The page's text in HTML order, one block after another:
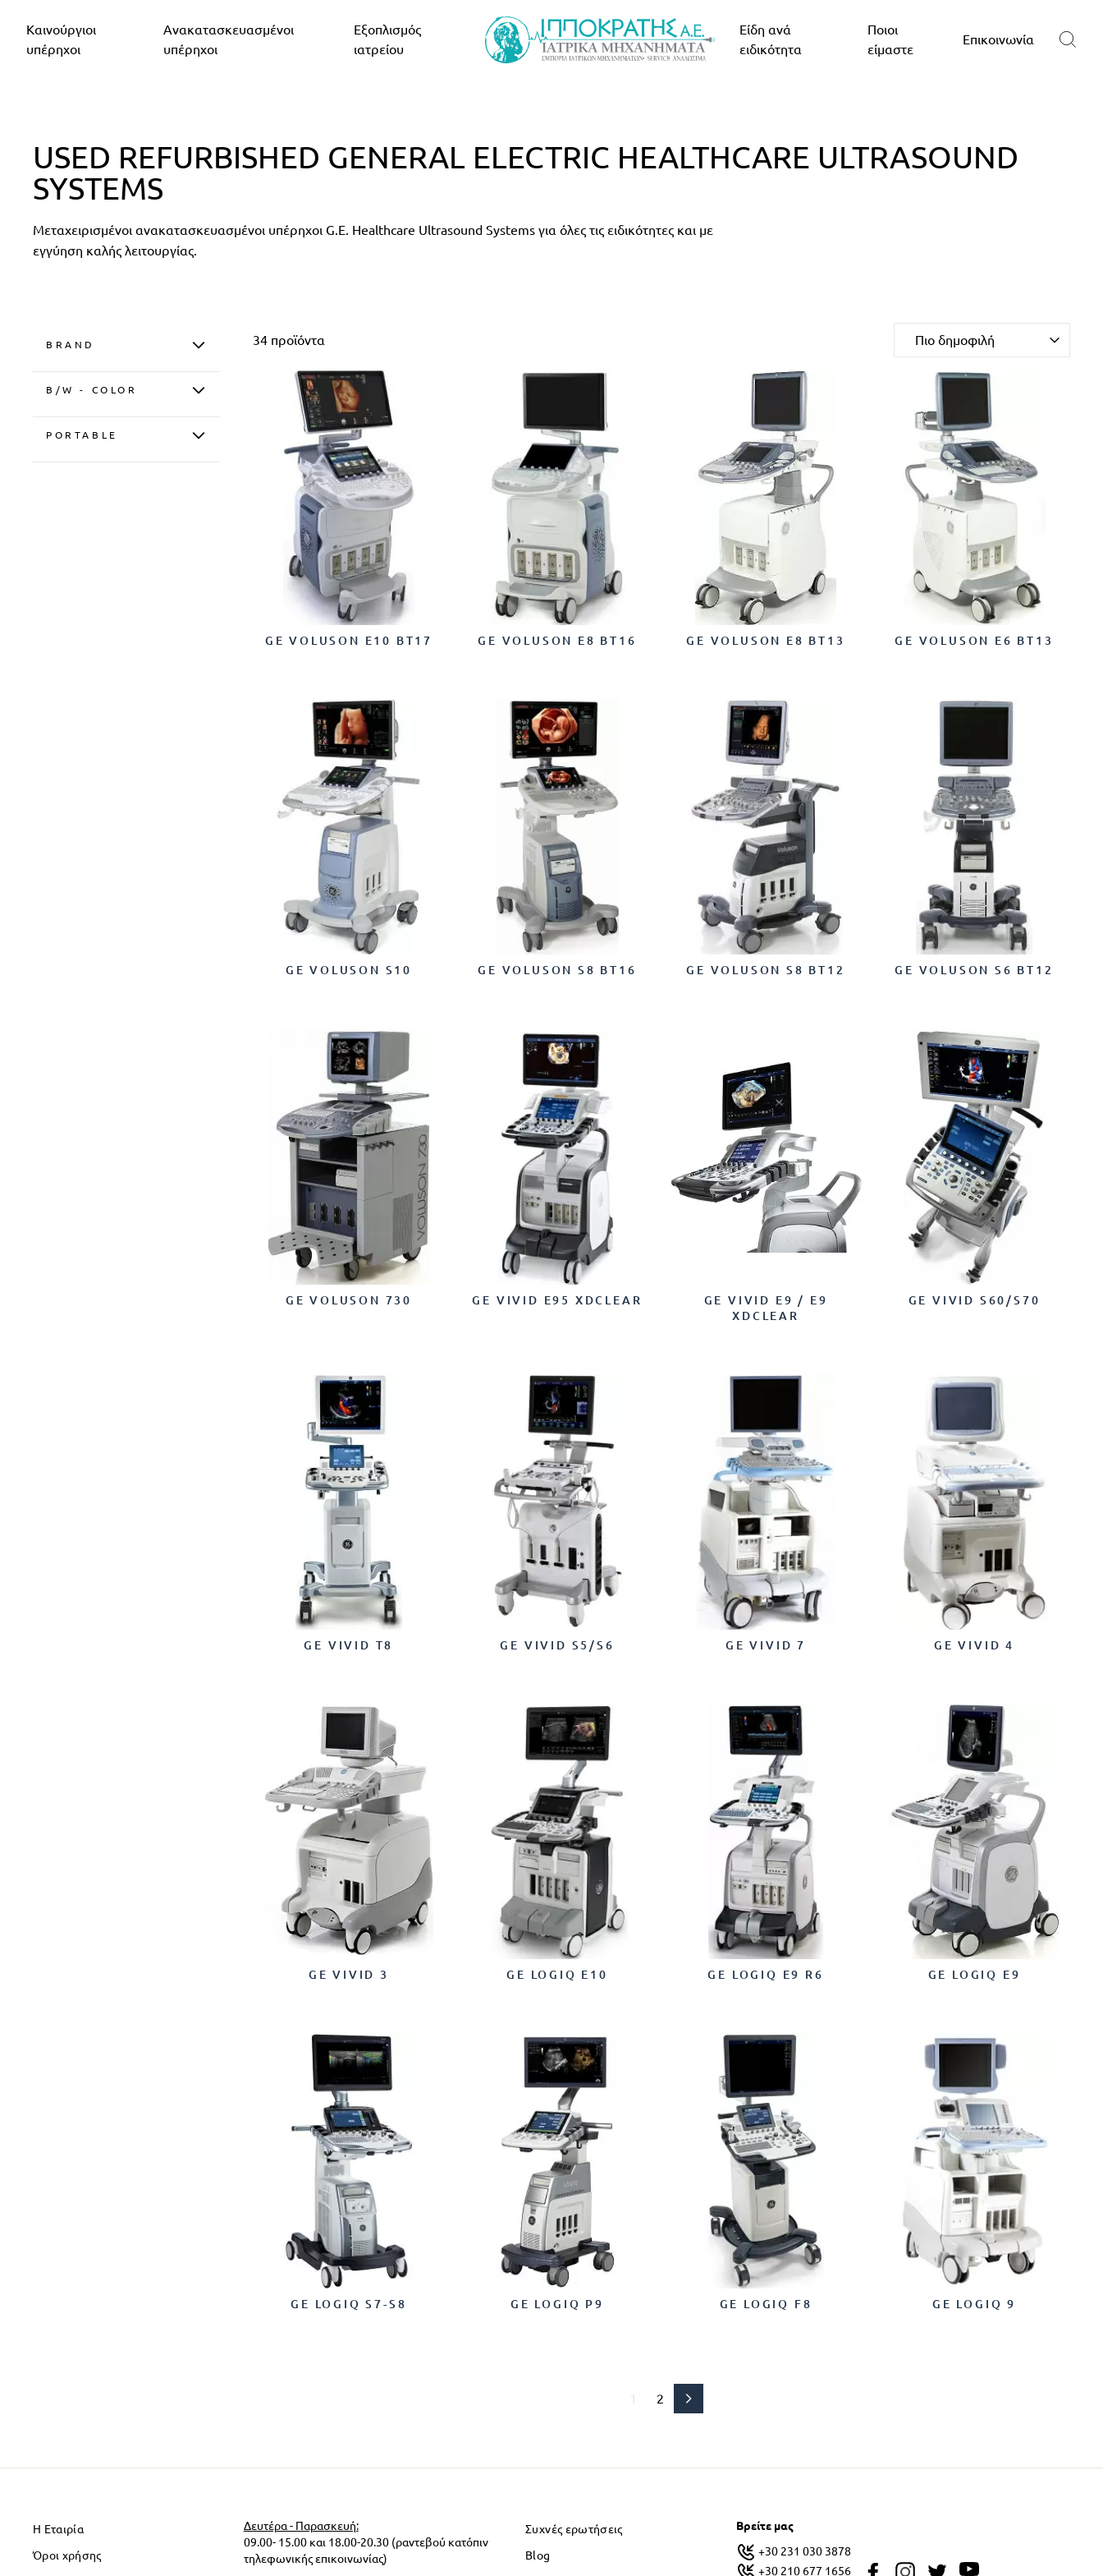
Καινούργιοι
υπέρηχοι
Ανακατασκευασμένοι
υπέρηχοι
Εξοπλισμός
ιατρείου
Είδη ανά
ειδικότητα
Ποιοι
είμαστε
Επικοινωνία
USED REFURBISHED GENERAL ELECTRIC HEALTHCARE ULTRASOUND
SYSTEMS
Μεταχειρισμένοι ανακατασκευασμένοι υπέρηχοι G.E. Healthcare Ultrasound Systems για όλες τις ειδικότητες και με
εγγύηση καλής λειτουργίας.
BRAND
ELECTRIC
HEALTHCARE
ULTRASOUND
(34)
B/W - COLOR
Έγχρωμο
PORTABLE
34προϊόντα
GE VOLUSON E10 BT17 GE VOLUSON E8 BT16 GE VOLUSON E8 BT13 GE VOLUSON E6 BT13
GE VOLUSON S10 GE VOLUSON S8 BT16 GE VOLUSON S8 BT12 GE VOLUSON S6 BT12
GE VOLUSON 730 GE VIVID E95 XDCLEAR
GE VIVID E9 / E9
XDCLEAR
GE VIVID S60/S70
GE VIVID T8 GE VIVID S5/S6 GE VIVID 7 GE VIVID 4
GE VIVID 3 GE LOGIQ E10 GE LOGIQ E9 R6 GE LOGIQ E9
GE LOGIQ S7-S8 GE LOGIQ P9 GE LOGIQ F8 GE LOGIQ 9
1 2
Η Εταιρία
Όροι χρήσης
Δευτέρα - Παρασκευή:
09.00- 15.00 και 18.00-20.30 (ραντεβού κατόπιν
τηλεφωνικής επικοινωνίας)
Συχνές ερωτήσεις
Blog
Βρείτε μας
+30 231 030 3878
+30 210 677 1656